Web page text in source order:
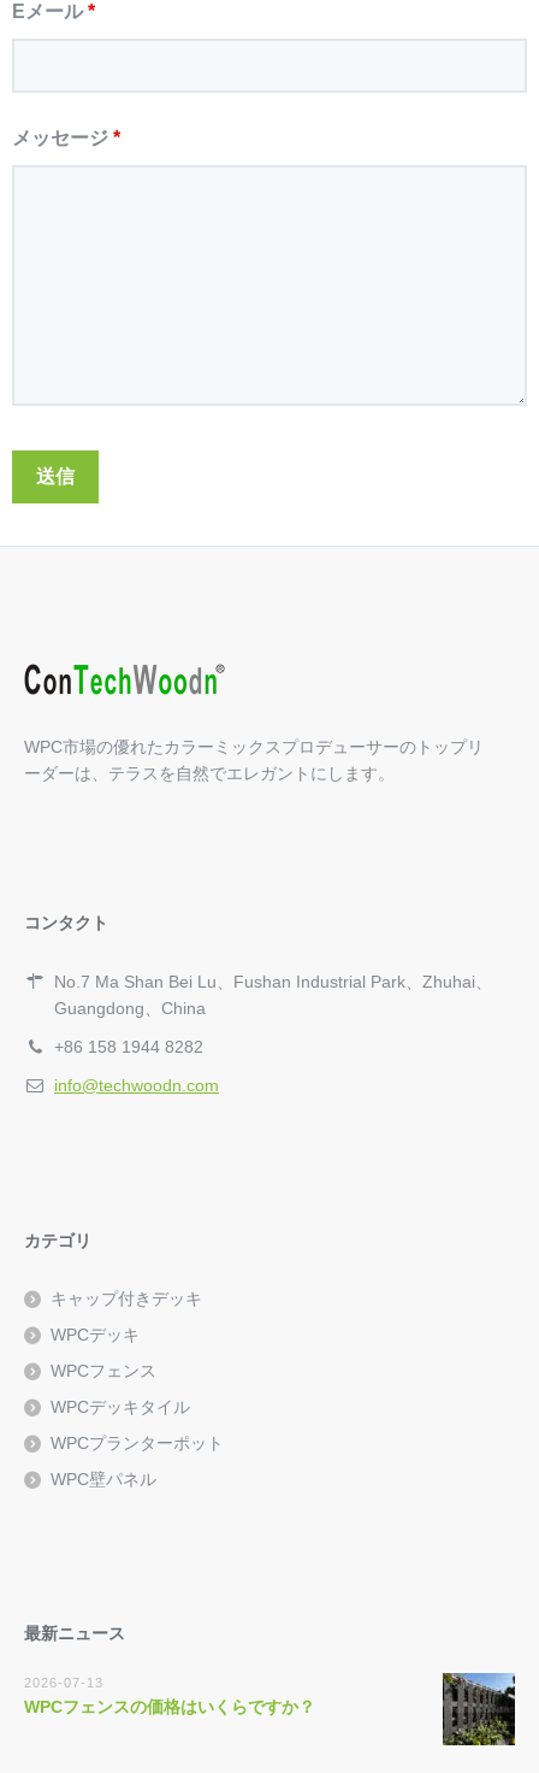
Eメール*
メッセージ *
WPC市場の優れたカラーミックスプロデューサーのトップリ
ーダーは、テラスを自然でエレガントにします。
コンタクト
No.7 Ma Shan Bei Lu、Fushan Industrial Park、Zhuhai、
Guangdong、China
+86 158 1944 8282
info@techwoodn.com
カテゴリ
キャップ付きデッキ
WPCデッキ
WPCフェンス
WPCデッキタイル
WPCプランターポット
WPC壁パネル
最新ニュース
2026-07-13
WPCフェンスの価格はいくらですか？